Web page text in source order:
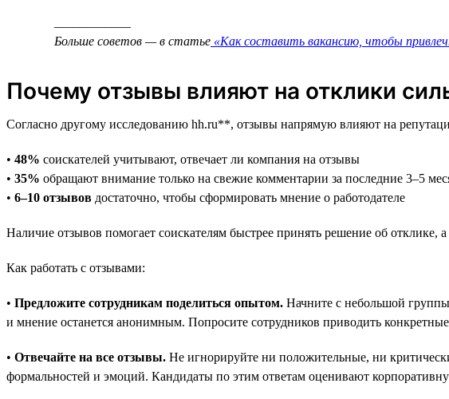
Больше советов — в статье «Как составить вакансию, чтобы
Почему отзывы влияют на отклики
Согласно другому исследованию hh.ru**, отзывы напрямую влияют на
• 48% соискателей учитывают, отвечает ли компания на отзывы
• 35% обращают внимание только на свежие комментарии за последние 3–5
• 6–10 отзывов достаточно, чтобы сформировать мнение о работодателе
Наличие отзывов помогает соискателям быстрее принять решение об
Как работать с отзывами:
• Предложите сотрудникам поделиться опытом. Начните с небольшой
и мнение останется анонимным. Попросите сотрудников приводить
• Отвечайте на все отзывы. Не игнорируйте ни положительные, ни
формальностей и эмоций. Кандидаты по этим ответам оценивают